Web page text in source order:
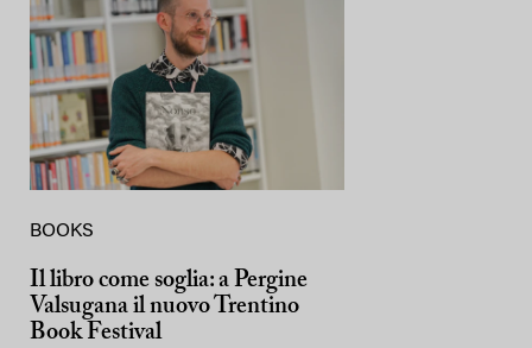
BOOKS
Il libro come soglia: a Pergine
Valsugana il nuovo Trentino
Book Festival